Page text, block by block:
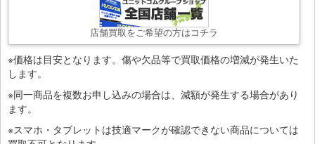
店舗買取をご希望の方はコチラ
※価格は目安となります。傷や欠品等で買取価格の増減が発生いた
します。
※同一商品を複数お申し込みの場合は、減額が発生する場合があり
ます。
※スマホ・タブレットは技適マークが確認できない商品については